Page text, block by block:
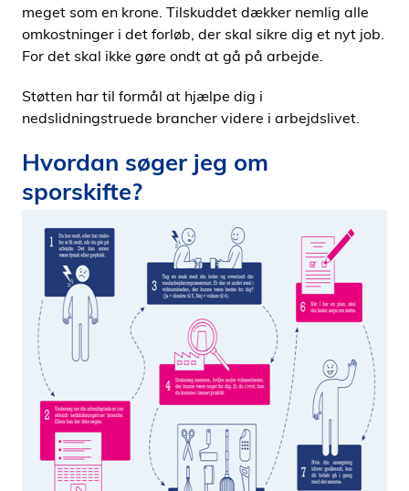
meget som en krone. Tilskuddet dækker nemlig alle
omkostninger i det forløb, der skal sikre dig et nyt job.
For det skal ikke gøre ondt at gå på arbejde.
Støtten har til formål at hjælpe dig i
nedslidningstruede brancher videre i arbejdslivet.
Hvordan søger jeg om
sporskifte?